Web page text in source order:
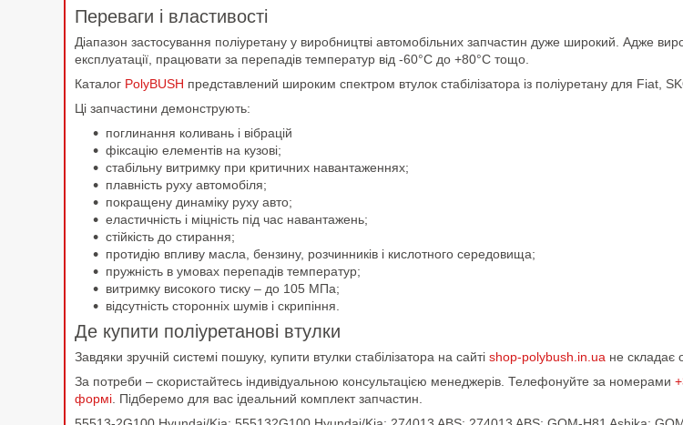
Переваги і властивості
Діапазон застосування поліуретану у виробництві автомобільних запчастин дуже широкий. Адже
експлуатації, працювати за перепадів температур від -60°С до +80°С тощо.
Каталог PolyBUSH представлений широким спектром втулок стабілізатора із поліуретану для Fiat,
Ці запчастини демонструють:
поглинання коливань і вібрацій
фіксацію елементів на кузові;
стабільну витримку при критичних навантаженнях;
плавність руху автомобіля;
покращену динаміку руху авто;
еластичність і міцність під час навантажень;
стійкість до стирання;
протидію впливу масла, бензину, розчинників і кислотного середовища;
пружність в умовах перепадів температур;
витримку високого тиску – до 105 МПа;
відсутність сторонніх шумів і скрипіння.
Де купити поліуретанові втулки
Завдяки зручній системі пошуку, купити втулки стабілізатора на сайті shop-polybush.in.ua не складає
За потреби – скористайтесь індивідуальною консультацією менеджерів. Телефонуйте за номерами
формі. Підберемо для вас ідеальний комплект запчастин.